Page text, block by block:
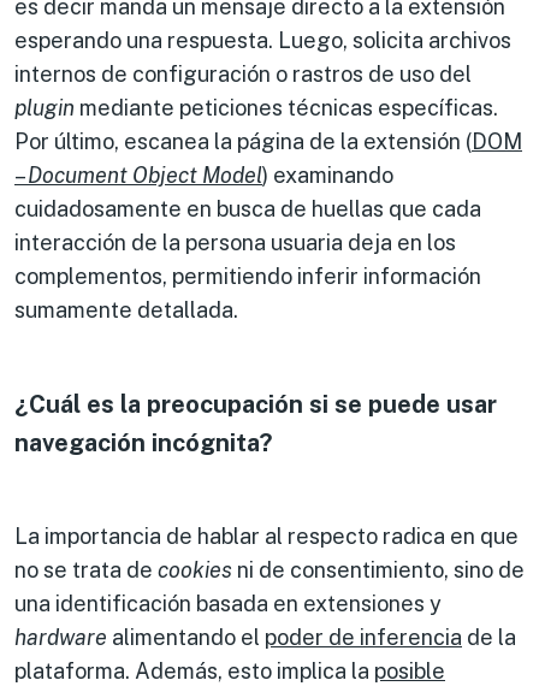
es decir manda un mensaje directo a la extensión
esperando una respuesta. Luego, solicita archivos
internos de configuración o rastros de uso del
plugin mediante peticiones técnicas específicas.
Por último, escanea la página de la extensión (DOM
–Document Object Model) examinando
cuidadosamente en busca de huellas que cada
interacción de la persona usuaria deja en los
complementos, permitiendo inferir información
sumamente detallada.
¿Cuál es la preocupación si se puede usar
navegación incógnita?
La importancia de hablar al respecto radica en que
no se trata de cookies ni de consentimiento, sino de
una identificación basada en extensiones y
hardware alimentando el poder de inferencia de la
plataforma. Además, esto implica la posible